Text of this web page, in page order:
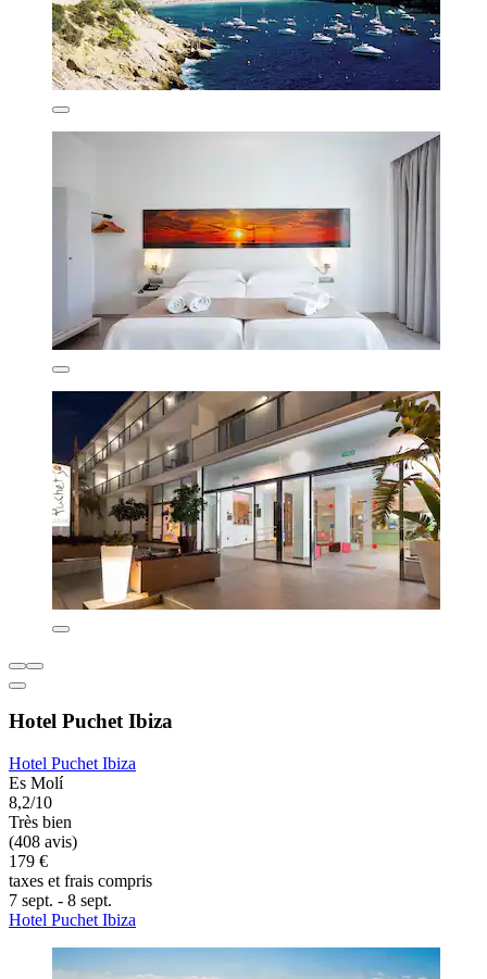
Hotel Puchet Ibiza
Hotel Puchet Ibiza
Es Molí
8,2/10
Très bien
(408 avis)
179 €
taxes et frais compris
7 sept. - 8 sept.
Hotel Puchet Ibiza